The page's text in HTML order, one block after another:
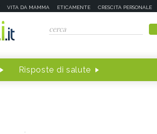
VITA DA MAMMA ETICAMENTE CRESCITA PERSONALE
Risposte di salute